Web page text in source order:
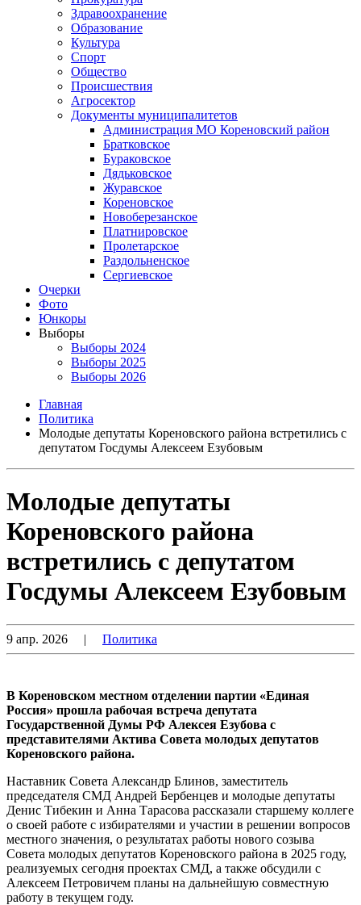
Здравоохранение
Образование
Культура
Спорт
Общество
Происшествия
Агросектор
Документы муниципалитетов
Администрация МО Кореновский район
Братковское
Бураковское
Дядьковское
Журавское
Кореновское
Новоберезанское
Платнировское
Пролетарское
Раздольненское
Сергиевское
Очерки
Фото
Юнкоры
Выборы
Выборы 2024
Выборы 2025
Выборы 2026
Главная
Политика
Молодые депутаты Кореновского района встретились с
депутатом Госдумы Алексеем Езубовым
Молодые депутаты
Кореновского района
встретились с депутатом
Госдумы Алексеем Езубовым
9 апр. 2026 | Политика
В Кореновском местном отделении партии «Единая
Россия» прошла рабочая встреча депутата
Государственной Думы РФ Алексея Езубова с
представителями Актива Совета молодых депутатов
Кореновского района.
Наставник Совета Александр Блинов, заместитель
председателя СМД Андрей Бербенцев и молодые депутаты
Денис Тибекин и Анна Тарасова рассказали старшему коллеге
о своей работе с избирателями и участии в решении вопросов
местного значения, о результатах работы нового созыва
Совета молодых депутатов Кореновского района в 2025 году,
реализуемых сегодня проектах СМД, а также обсудили с
Алексеем Петровичем планы на дальнейшую совместную
работу в текущем году.